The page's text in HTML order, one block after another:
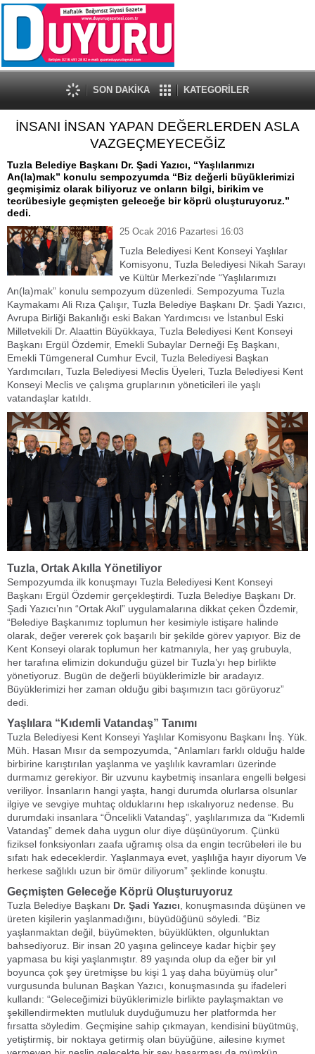
SON DAKİKA KATEGORİLER
İNSANI İNSAN YAPAN DEĞERLERDEN ASLA
VAZGEÇMEYECEĞİZ
Tuzla Belediye Başkanı Dr. Şadi Yazıcı, “Yaşlılarımızı
An(la)mak” konulu sempozyumda “Biz değerli büyüklerimizi
geçmişimiz olarak biliyoruz ve onların bilgi, birikim ve
tecrübesiyle geçmişten geleceğe bir köprü oluşturuyoruz.”
dedi.
25 Ocak 2016 Pazartesi 16:03
Tuzla Belediyesi Kent Konseyi Yaşlılar
Komisyonu, Tuzla Belediyesi Nikah Sarayı
ve Kültür Merkezi’nde “Yaşlılarımızı
An(la)mak” konulu sempozyum düzenledi. Sempozyuma Tuzla
Kaymakamı Ali Rıza Çalışır, Tuzla Belediye Başkanı Dr. Şadi Yazıcı,
Avrupa Birliği Bakanlığı eski Bakan Yardımcısı ve İstanbul Eski
Milletvekili Dr. Alaattin Büyükkaya, Tuzla Belediyesi Kent Konseyi
Başkanı Ergül Özdemir, Emekli Subaylar Derneği Eş Başkanı,
Emekli Tümgeneral Cumhur Evcil, Tuzla Belediyesi Başkan
Yardımcıları, Tuzla Belediyesi Meclis Üyeleri, Tuzla Belediyesi Kent
Konseyi Meclis ve çalışma gruplarının yöneticileri ile yaşlı
vatandaşlar katıldı.
Tuzla, Ortak Akılla Yönetiliyor
Sempozyumda ilk konuşmayı Tuzla Belediyesi Kent Konseyi
Başkanı Ergül Özdemir gerçekleştirdi. Tuzla Belediye Başkanı Dr.
Şadi Yazıcı’nın “Ortak Akıl” uygulamalarına dikkat çeken Özdemir,
“Belediye Başkanımız toplumun her kesimiyle istişare halinde
olarak, değer vererek çok başarılı bir şekilde görev yapıyor. Biz de
Kent Konseyi olarak toplumun her katmanıyla, her yaş grubuyla,
her tarafına elimizin dokunduğu güzel bir Tuzla’yı hep birlikte
yönetiyoruz. Bugün de değerli büyüklerimizle bir aradayız.
Büyüklerimizi her zaman olduğu gibi başımızın tacı görüyoruz”
dedi.
Yaşlılara “Kıdemli Vatandaş” Tanımı
Tuzla Belediyesi Kent Konseyi Yaşlılar Komisyonu Başkanı İnş. Yük.
Müh. Hasan Mısır da sempozyumda, “Anlamları farklı olduğu halde
birbirine karıştırılan yaşlanma ve yaşlılık kavramları üzerinde
durmamız gerekiyor. Bir uzvunu kaybetmiş insanlara engelli belgesi
veriliyor. İnsanların hangi yaşta, hangi durumda olurlarsa olsunlar
ilgiye ve sevgiye muhtaç olduklarını hep ıskalıyoruz nedense. Bu
durumdaki insanlara “Öncelikli Vatandaş”, yaşlılarımıza da “Kıdemli
Vatandaş” demek daha uygun olur diye düşünüyorum. Çünkü
fiziksel fonksiyonları zaafa uğramış olsa da engin tecrübeleri ile bu
sıfatı hak edeceklerdir. Yaşlanmaya evet, yaşlılığa hayır diyorum Ve
herkese sağlıklı uzun bir ömür diliyorum” şeklinde konuştu.
Geçmişten Geleceğe Köprü Oluşturuyoruz
Tuzla Belediye Başkanı Dr. Şadi Yazıcı, konuşmasında düşünen ve
üreten kişilerin yaşlanmadığını, büyüdüğünü söyledi. “Biz
yaşlanmaktan değil, büyümekten, büyüklükten, olgunluktan
bahsediyoruz. Bir insan 20 yaşına gelinceye kadar hiçbir şey
yapmasa bu kişi yaşlanmıştır. 89 yaşında olup da eğer bir yıl
boyunca çok şey üretmişse bu kişi 1 yaş daha büyümüş olur”
vurgusunda bulunan Başkan Yazıcı, konuşmasında şu ifadeleri
kullandı: “Geleceğimizi büyüklerimizle birlikte paylaşmaktan ve
şekillendirmekten mutluluk duyduğumuzu her platformda her
fırsatta söyledim. Geçmişine sahip çıkmayan, kendisini büyütmüş,
yetiştirmiş, bir noktaya getirmiş olan büyüğüne, ailesine kıymet